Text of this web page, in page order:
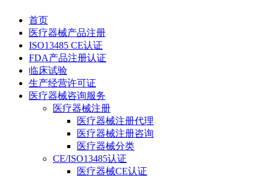
首页
医疗器械产品注册
ISO13485 CE认证
FDA产品注册认证
临床试验
生产经营许可证
医疗器械咨询服务
医疗器械注册
医疗器械注册代理
医疗器械注册咨询
医疗器械分类
CE/ISO13485认证
医疗器械CE认证